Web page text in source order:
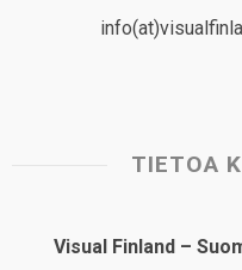
TIETOA
Visual Finland –